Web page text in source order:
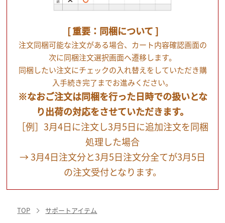
[ 重要：同梱について ]
注文同梱可能な注文がある場合、カート内容確認画面の
次に同梱注文選択画面へ遷移します。
同梱したい注文にチェックの入れ替えをしていただき購
入手続き完了までお進みください。
※なおご注文は同梱を行った日時での扱いとな
り出荷の対応をさせていただきます。
［例］3月4日に注文し3月5日に追加注文を同梱
処理した場合
→ 3月4日注文分と3月5日注文分全てが3月5日
の注文受付となります。
TOP サポートアイテム